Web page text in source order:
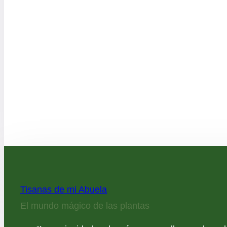
Tisanas de mi Abuela
El mundo mágico de las plantas